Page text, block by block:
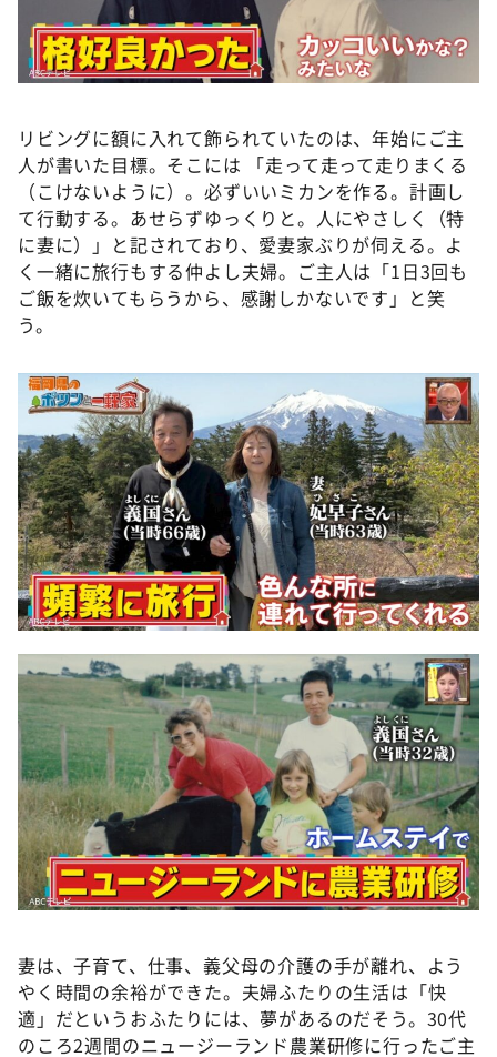
リビングに額に入れて飾られていたのは、年始にご主
人が書いた目標。そこには 「走って走って走りまくる
（こけないように）。必ずいいミカンを作る。計画し
て行動する。あせらずゆっくりと。人にやさしく（特
に妻に）」と記されており、愛妻家ぶりが伺える。よ
く一緒に旅行もする仲よし夫婦。ご主人は「1日3回も
ご飯を炊いてもらうから、感謝しかないです」と笑
う。
妻は、子育て、仕事、義父母の介護の手が離れ、よう
やく時間の余裕ができた。夫婦ふたりの生活は「快
適」だというおふたりには、夢があるのだそう。30代
のころ2週間のニュージーランド農業研修に行ったご主